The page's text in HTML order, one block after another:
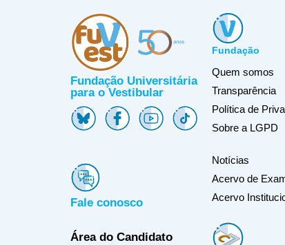
Fundação Universitária
para o Vestibular
Fale conosco
Área do Candidato
Fundação
Quem somos
Transparência
Política de
Sobre a LGPD
Notícias
Acervo de
Acervo